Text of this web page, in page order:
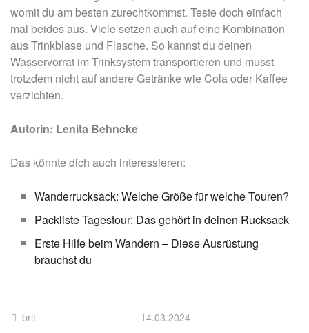
womit du am besten zurechtkommst. Teste doch einfach
mal beides aus. Viele setzen auch auf eine Kombination
aus Trinkblase und Flasche. So kannst du deinen
Wasservorrat im Trinksystem transportieren und musst
trotzdem nicht auf andere Getränke wie Cola oder Kaffee
verzichten.
Autorin: Lenita Behncke
Das könnte dich auch interessieren:
Wanderrucksack: Welche Größe für welche Touren?
Packliste Tagestour: Das gehört in deinen Rucksack
Erste Hilfe beim Wandern – Diese Ausrüstung
brauchst du
brit
14.03.2024